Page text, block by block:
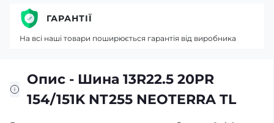
Опис - Шина 13R22.5 20PR
154/151K NT255 NEOTERRA TL
ГАРАНТІЇ
На всі наші товари поширюється гарантія від виробника